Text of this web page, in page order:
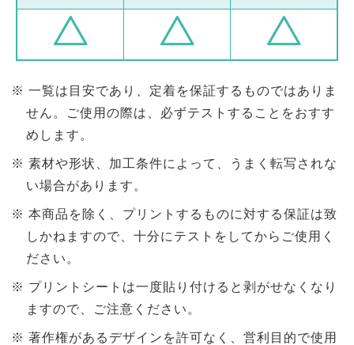
一覧は目安であり、定着を保証するものではありま
せん。ご使用の際は、必ずテストすることをおすす
めします。
素材や形状、加工条件によって、うまく転写されな
い場合があります。
本商品を除く、プリントするものに対する保証は致
しかねますので、十分にテストをしてからご使用く
ださい。
プリントシートは一度貼り付けると剥がせなくなり
ますので、ご注意ください。
著作権があるデザインを許可なく、営利目的で使用